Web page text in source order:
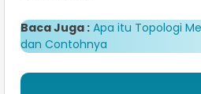
Baca Juga : Apa itu Topologi
dan Contohnya